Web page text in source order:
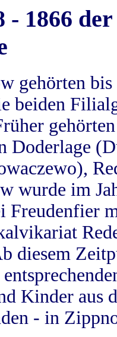
- 1866
gehörten
beiden
Doderlage
wurde im
Freudenfier
diesem
Kinder aus
- in